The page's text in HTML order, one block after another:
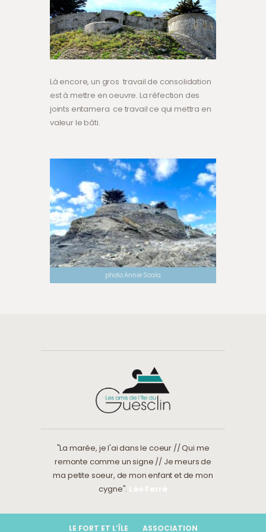
Là encore, un gros travail de consolidation
est à mettre en oeuvre. La réfection des
joints entamera ce travail ce qui mettra en
valeur le bâti.
photo Annie Scala
"La marée, je l'ai dans le coeur // Qui me
remonte comme un signe // Je meurs de
ma petite soeur, de mon enfant et de mon
cygne". Léo Ferré
LE FORT ET L’ÎLE ASSOCIATION